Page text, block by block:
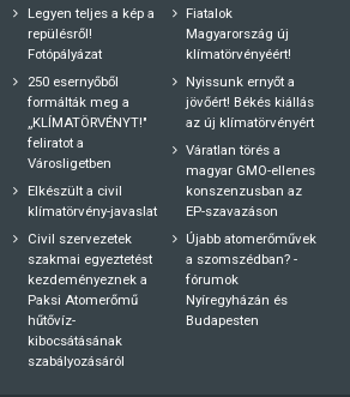
Legyen teljes a kép a
repülésről!
Fotópályázat
250 esernyőből
formálták meg a
„KLÍMATÖRVÉNYT!"
feliratot a
Városligetben
Elkészült a civil
klímatörvény-javaslat
Civil szervezetek
szakmai egyeztetést
kezdeményeznek a
Paksi Atomerőmű
hűtővíz-
kibocsátásának
szabályozásáról
Fiatalok
Magyarország új
klímatörvényéért!
Nyissunk ernyőt a
jövőért! Békés kiállás
az új klímatörvényért
Váratlan törés a
magyar GMO-ellenes
konszenzusban az
EP-szavazáson
Újabb atomerőművek
a szomszédban? -
fórumok
Nyíregyházán és
Budapesten